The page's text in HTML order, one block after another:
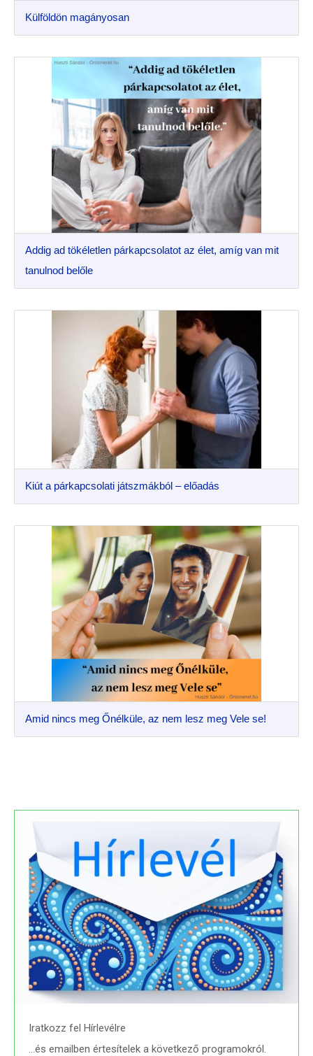
Külföldön magányosan
Addig ad tökéletlen párkapcsolatot az élet, amíg van mit
tanulnod belőle
Kiút a párkapcsolati játszmákból – előadás
Amid nincs meg Őnélküle, az nem lesz meg Vele se!
Iratkozz fel Hírlevélre
…és emailben értesítelek a következő programokról.